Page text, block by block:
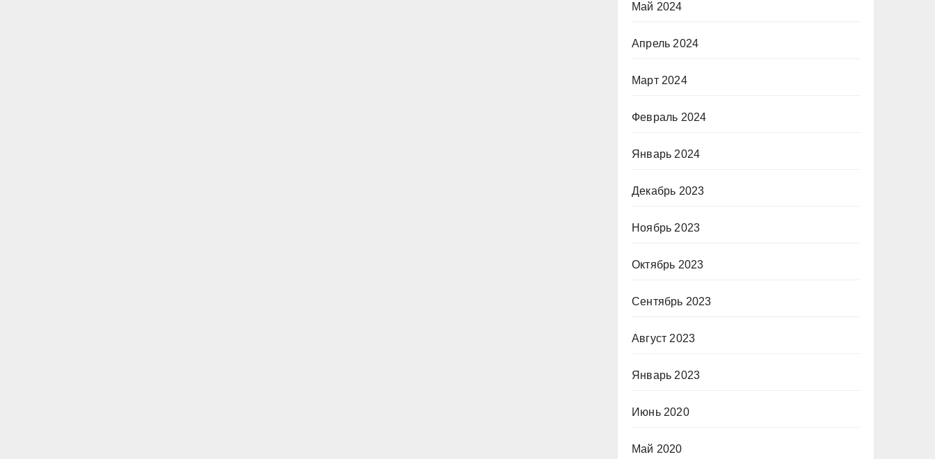
Май 2024
Апрель 2024
Март 2024
Февраль 2024
Январь 2024
Декабрь 2023
Ноябрь 2023
Октябрь 2023
Сентябрь 2023
Август 2023
Январь 2023
Июнь 2020
Май 2020